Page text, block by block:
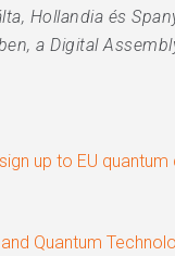
Hollandia és
a Digital
up to EU
Quantum